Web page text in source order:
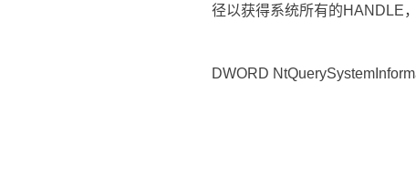
径以获得系统所有的HANDLE
DWORD
PDWORD